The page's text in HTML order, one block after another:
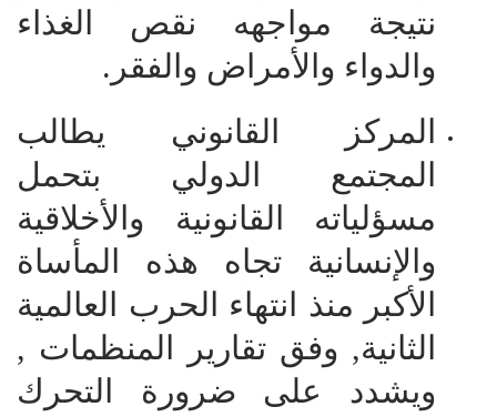
نتيجة مواجهه نقص الغذاء
والدواء والأمراض والفقر.
المركز القانوني يطالب
المجتمع الدولي بتحمل
مسؤلياته القانونية والأخلاقية
والإنسانية تجاه هذه المأساة
الأكبر منذ انتهاء الحرب العالمية
الثانية, وفق تقارير المنظمات ,
ويشدد على ضرورة التحرك